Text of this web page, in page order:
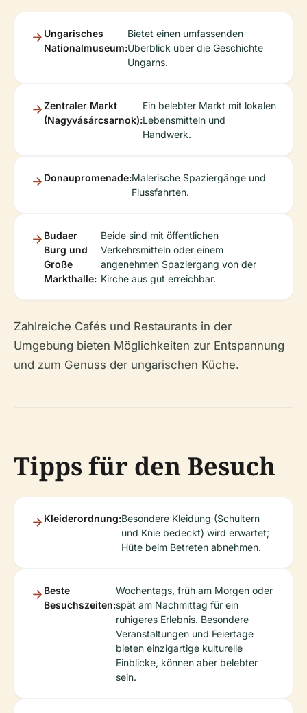
Ungarisches
Nationalmuseum:
Bietet einen umfassenden
Überblick über die Geschichte
Ungarns.
Zentraler Markt
(Nagyvásárcsarnok):
Ein belebter Markt mit lokalen
Lebensmitteln und
Handwerk.
Donaupromenade:Malerische Spaziergänge und
Flussfahrten.
Budaer
Burg und
Große
Markthalle:
Beide sind mit öffentlichen
Verkehrsmitteln oder einem
angenehmen Spaziergang von der
Kirche aus gut erreichbar.
Zahlreiche Cafés und Restaurants in der
Umgebung bieten Möglichkeiten zur Entspannung
und zum Genuss der ungarischen Küche.
Tipps für den Besuch
Kleiderordnung:Besondere Kleidung (Schultern
und Knie bedeckt) wird erwartet;
Hüte beim Betreten abnehmen.
Beste
Besuchszeiten:
Wochentags, früh am Morgen oder
spät am Nachmittag für ein
ruhigeres Erlebnis. Besondere
Veranstaltungen und Feiertage
bieten einzigartige kulturelle
Einblicke, können aber belebter
sein.